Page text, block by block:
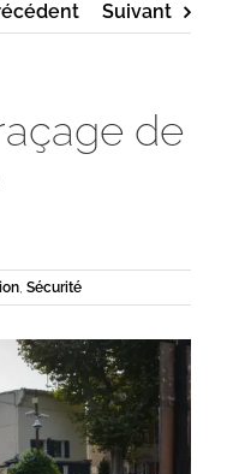
Suivant
de
, Sécurité